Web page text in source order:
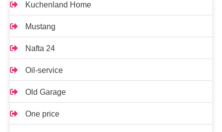
Kuchenland Home
Mustang
Nafta 24
Oil-service
Old Garage
One price